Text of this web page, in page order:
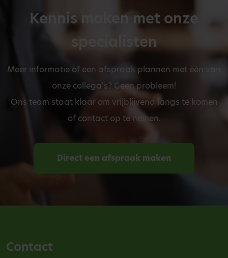
Kennis maken met onze
specialisten
Meer informatie of een afspraak plannen met één van
onze collega's? Geen probleem!
Ons team staat klaar om vrijblijvend langs te komen
of contact op te nemen.
Direct een afspraak maken
Contact